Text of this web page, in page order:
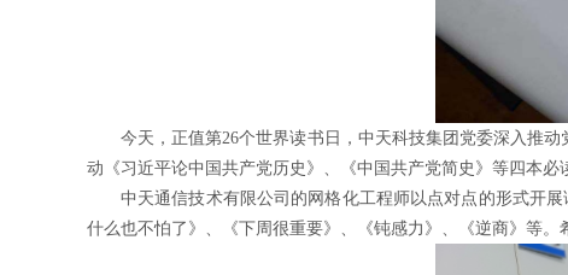
今天，正值第26个世界读书日，中天科技集团党委深入推
动《习近平论中国共产党历史》、《中国共产党简史》等四本
中天通信技术有限公司的网格化工程师以点对点的形式开
什么也不怕了》、《下周很重要》、《钝感力》、《逆商》等